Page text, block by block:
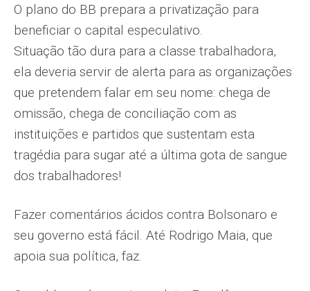
O plano do BB prepara a privatização para
beneficiar o capital especulativo.
Situação tão dura para a classe trabalhadora,
ela deveria servir de alerta para as organizações
que pretendem falar em seu nome: chega de
omissão, chega de conciliação com as
instituições e partidos que sustentam esta
tragédia para sugar até a última gota de sangue
dos trabalhadores!
Fazer comentários ácidos contra Bolsonaro e
seu governo está fácil. Até Rodrigo Maia, que
apoia sua política, faz.